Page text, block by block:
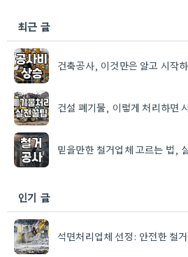
최근 글
건축공사, 이것만은 알고 시작
건설 폐기물, 이렇게 처리하면
믿을만한 철거업체 고르는 법,
인기 글
석면처리업체 선정: 안전한 철